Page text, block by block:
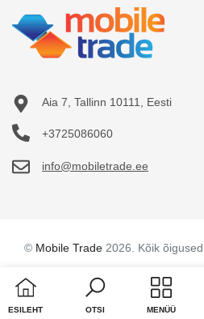
ESTO järelmaks
Inbank järelmaks
Liisi järelmaks
Tarbimislaen
Firmast
Töökuulutused
Soodustooted
Sisukaart
Minu konto
Tellitud tooted
Võrdle tooteid
Aia 7, Tallinn 10111, Eesti
+3725086060
info@mobiletrade.ee
© Mobile Trade 2026. Kõik õigused
ESILEHT OTSI MENÜÜ